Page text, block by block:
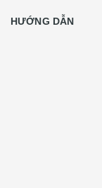
HƯỚNG DẪN